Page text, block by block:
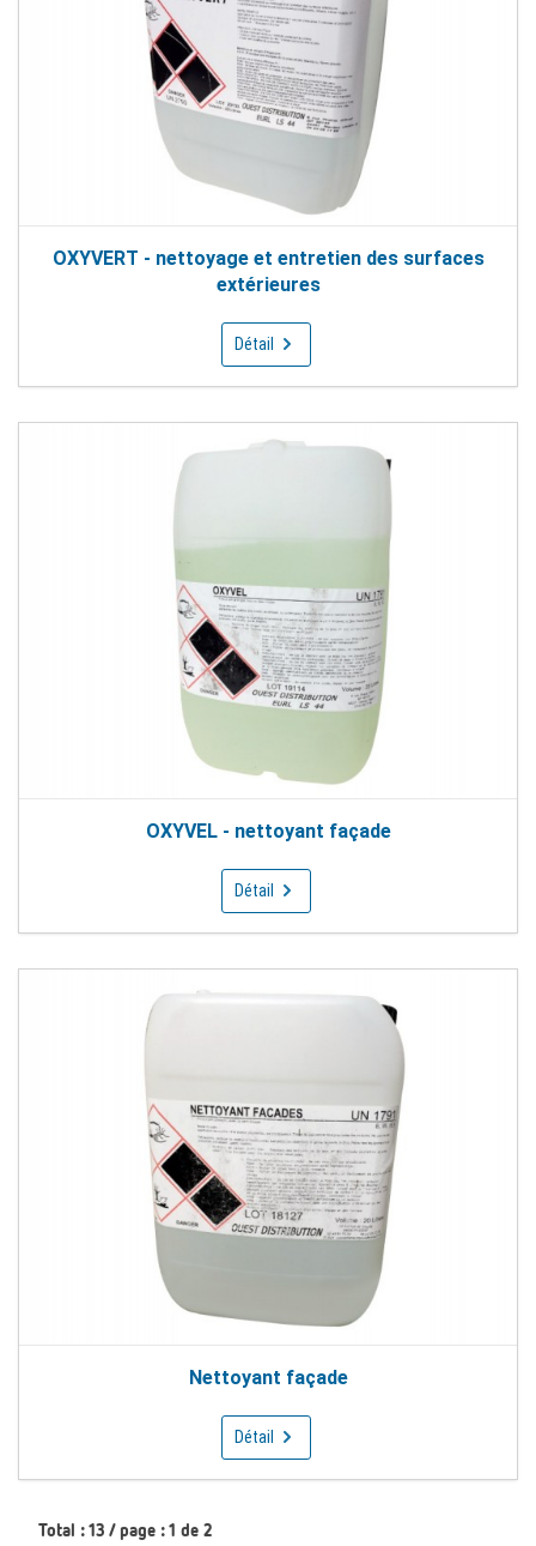
OXYVERT - nettoyage et entretien des surfaces
extérieures
Détail
OXYVEL - nettoyant façade
Détail
Nettoyant façade
Détail
Total : 13 / page : 1 de 2